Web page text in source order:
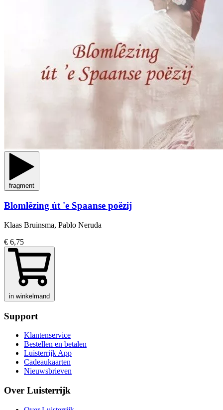
fragment
Blomlêzing út 'e Spaanse poëzij
Klaas Bruinsma, Pablo Neruda
€ 6,75
in winkelmand
Support
Klantenservice
Bestellen en betalen
Luisterrijk App
Cadeaukaarten
Nieuwsbrieven
Over Luisterrijk